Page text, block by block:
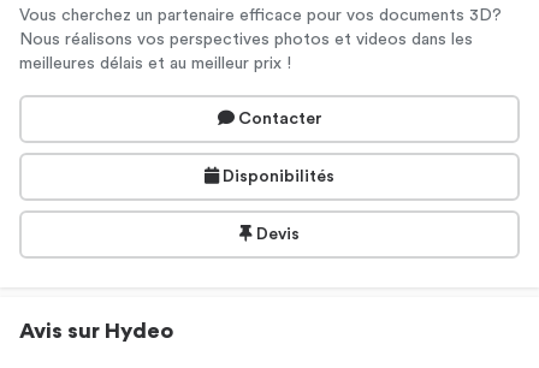
Vous cherchez un partenaire efficace pour vos documents 3D?
Nous réalisons vos perspectives photos et videos dans les
meilleures délais et au meilleur prix !
Contacter
Disponibilités
Devis
Avis sur Hydeo